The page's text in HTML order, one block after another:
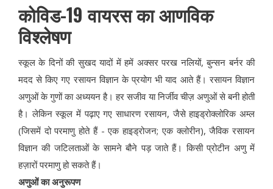
कोविड-19 वायरस का आणविक
विश्लेषण
स्कूल के दिनों की सुखद यादों में हमें अक्सर परख नलियों, बुन्सन बर्नर की
मदद से किए गए रसायन विज्ञान के प्रयोग भी याद आते हैं। रसायन विज्ञान
अणुओं के गुणों का अध्ययन है। हर सजीव या निर्जीव चीज़ अणुओं से बनी होती
है। लेकिन स्कूल में पढ़ाए गए साधारण रसायन, जैसे हाइड्रोक्लोरिक अम्ल
(जिसमें दो परमाणु होते हैं - एक हाइड्रोजन; एक क्लोरीन), जैविक रसायन
विज्ञान की जटिलताओं के सामने बौने पड़ जाते हैं। किसी प्रोटीन अणु में
हज़ारों परमाणु हो सकते हैं।
अणुओं का अनुरूपण